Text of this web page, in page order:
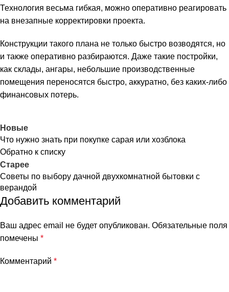
Технология весьма гибкая, можно оперативно реагировать
на внезапные корректировки проекта.
Конструкции такого плана не только быстро возводятся, но
и также оперативно разбираются. Даже такие постройки,
как склады, ангары, небольшие производственные
помещения переносятся быстро, аккуратно, без каких-либо
финансовых потерь.
Новые
Что нужно знать при покупке сарая или хозблока
Обратно к списку
Старее
Советы по выбору дачной двухкомнатной бытовки с
верандой
Добавить комментарий
Ваш адрес email не будет опубликован. Обязательные поля
помечены *
Комментарий *